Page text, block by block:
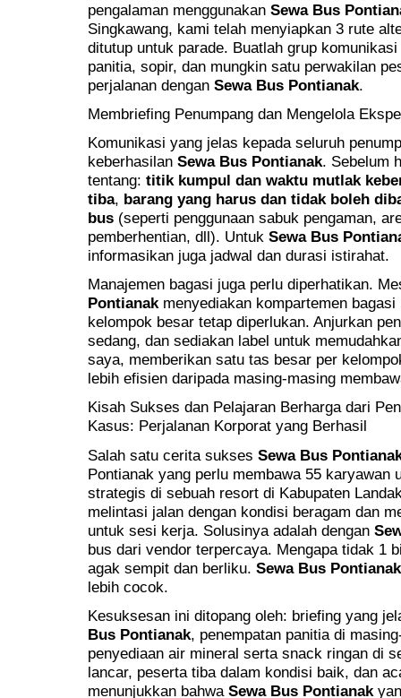
pengalaman menggunakan Sewa Bus
Singkawang, kami telah menyiapkan 3 rute
ditutup untuk parade. Buatlah grup
panitia, sopir, dan mungkin satu perwakilan
perjalanan dengan Sewa Bus Pontianak.
Membriefing Penumpang dan Mengelola
Komunikasi yang jelas kepada seluruh
keberhasilan Sewa Bus Pontianak. Sebelum
tentang: titik kumpul dan waktu mutlak
tiba, barang yang harus dan tidak boleh
bus (seperti penggunaan sabuk pengaman,
pemberhentian, dll). Untuk Sewa Bus
informasikan juga jadwal dan durasi istirahat.
Manajemen bagasi juga perlu diperhatikan.
Pontianakmenyediakan kompartemen
kelompok besar tetap diperlukan. Anjurkan
sedang, dan sediakan label untuk
saya, memberikan satu tas besar per
lebih efisien daripada masing-masing
Kisah Sukses dan Pelajaran Berharga dari
Kasus: Perjalanan Korporat yang Berhasil
Salah satu cerita sukses Sewa Bus
Pontianak yang perlu membawa 55 karyawan
strategis di sebuah resort di Kabupaten
melintasi jalan dengan kondisi beragam dan
untuk sesi kerja. Solusinya adalah dengan
bus dari vendor terpercaya. Mengapa tidak 1
agak sempit dan berliku. Sewa Bus Pontianak
lebih cocok.
Kesuksesan ini ditopang oleh: briefing yang
Bus Pontianak, penempatan panitia di
penyediaan air mineral serta snack ringan di
lancar, peserta tiba dalam kondisi baik, dan
menunjukkan bahwa Sewa Bus Pontianak